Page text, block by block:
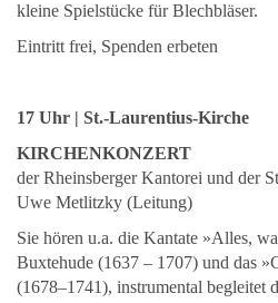
kleine Spielstücke für Blechbläser.
Eintritt frei, Spenden erbeten
17 Uhr | St.-Laurentius-Kirche
KIRCHENKONZERT
der Rheinsberger Kantorei und der
Uwe Metlitzky (Leitung)
Sie hören u.a. die Kantate »Alles,
Buxtehude (1637 – 1707) und das
(1678–1741), instrumental begleitet